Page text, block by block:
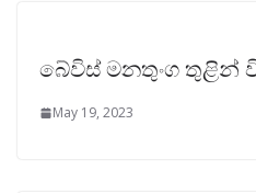
බේවිස් මනතුංග තුළින්
May 19, 2023